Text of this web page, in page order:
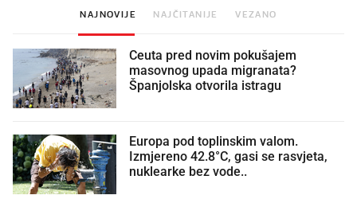
NAJNOVIJE NAJČITANIJE VEZANO
Ceuta pred novim pokušajem
masovnog upada migranata?
Španjolska otvorila istragu
Europa pod toplinskim valom.
Izmjereno 42.8°C, gasi se rasvjeta,
nuklearke bez vode..